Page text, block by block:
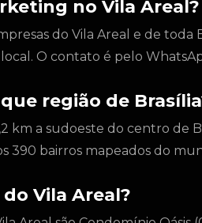
no Vila Areal?
do Vila Areal e de
O contato é pelo
região de
km a sudoeste do centro de
390 bairros mapeados do
Vila Areal?